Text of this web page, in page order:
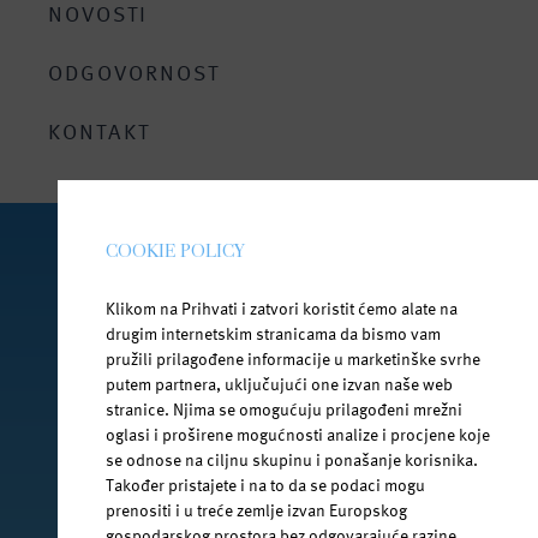
Bez doticaja sa vanjskim svijetom
NOVOSTI
ODGOVORNOST
KONTAKT
facebook.com/jana.water/
COOKIE POLICY
Klikom na Prihvati i zatvori koristit ćemo alate na
drugim internetskim stranicama da bismo vam
pružili prilagođene informacije u marketinške svrhe
putem partnera, uključujući one izvan naše web
stranice. Njima se omogućuju prilagođeni mrežni
oglasi i proširene mogućnosti analize i procjene koje
se odnose na ciljnu skupinu i ponašanje korisnika.
Također pristajete i na to da se podaci mogu
prenositi i u treće zemlje izvan Europskog